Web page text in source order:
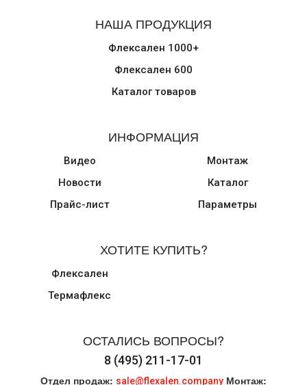
НАША ПРОДУКЦИЯ
Флексален 1000+
Флексален 600
Каталог товаров
ИНФОРМАЦИЯ
Видео
Новости
Прайс-лист
Монтаж
Каталог
Параметры
ХОТИТЕ КУПИТЬ?
Флексален
Термафлекс
ОСТАЛИСЬ ВОПРОСЫ?
8 (495) 211-17-01
Отдел продаж: sale@flexalen.company Монтаж: